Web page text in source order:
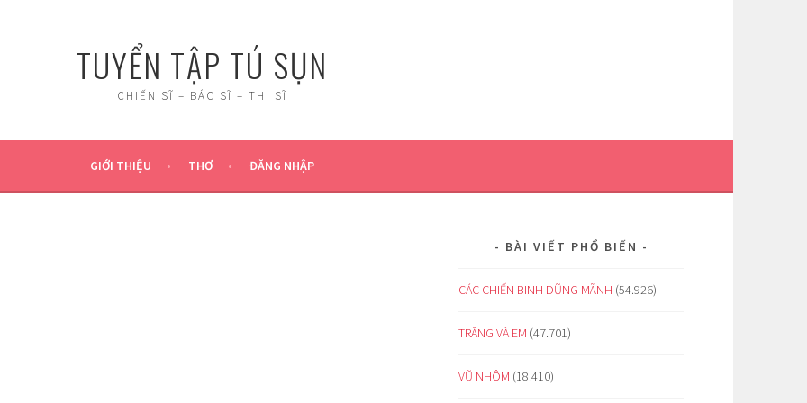
TUYỂN TẬP TÚ SỤN
CHIẾN SĨ – BÁC SĨ – THI SĨ
GIỚI THIỆU THƠ ĐĂNG NHẬP
BÀI VIẾT PHỔ BIẾN
CÁC CHIẾN BINH DŨNG MÃNH (54.926)
TRĂNG VÀ EM (47.701)
VŨ NHÔM (18.410)